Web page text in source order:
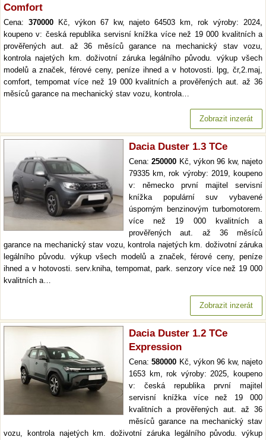
Comfort
Cena: 370000Kč, výkon 67 kw, najeto 64503 km, rok výroby: 2024,
koupeno v: česká republika servisní knížka více než 19 000 kvalitních a
prověřených aut. až 36 měsíců garance na mechanický stav vozu,
kontrola najetých km. doživotní záruka legálního původu. výkup všech
modelů a značek, férové ceny, peníze ihned a v hotovosti. lpg, čr,2.maj,
comfort, tempomat více než 19 000 kvalitních a prověřených aut. až 36
měsíců garance na mechanický stav vozu, kontrola…
Zobrazit inzerát
Dacia Duster 1.3 TCe
Cena:250000 Kč, výkon 96 kw, najeto
79335 km, rok výroby: 2019, koupeno
v: německo první majitel servisní
knížka populární suv vybavené
úsporným benzinovým turbomotorem.
více než 19 000 kvalitních a
prověřených aut. až 36 měsíců
garance na mechanický stav vozu, kontrola najetých km. doživotní záruka
legálního původu. výkup všech modelů a značek, férové ceny, peníze
ihned a v hotovosti. serv.kniha, tempomat, park. senzory více než 19 000
kvalitních a…
Zobrazit inzerát
Dacia Duster 1.2 TCe
Expression
Cena:580000 Kč, výkon 96 kw, najeto
1653 km, rok výroby: 2025, koupeno
v: česká republika první majitel
servisní knížka více než 19 000
kvalitních a prověřených aut. až 36
měsíců garance na mechanický stav
vozu, kontrola najetých km. doživotní záruka legálního původu. výkup